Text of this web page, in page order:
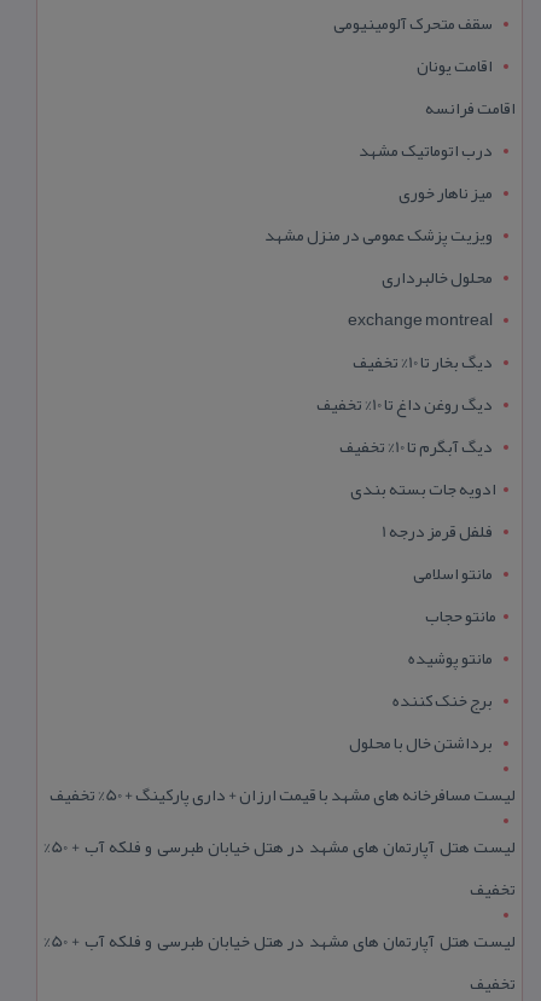
سقف متحرک آلومینیومی
اقامت یونان
اقامت فرانسه
درب اتوماتیک مشهد
میز ناهار خوری
ویزیت پزشک عمومی در منزل مشهد
محلول خالبرداری
exchange montreal
دیگ بخار تا 10% تخفیف
دیگ روغن داغ تا 10% تخفیف
دیگ آبگرم تا 10% تخفیف
ادویه جات بسته بندی
فلفل قرمز درجه 1
مانتو اسلامی
مانتو حجاب
مانتو پوشیده
برج خنک کننده
برداشتن خال با محلول
لیست مسافرخانه های مشهد با قیمت ارزان + داری پارکینگ + 50% تخفیف
لیست هتل آپارتمان های مشهد در هتل خیابان طبرسی و فلکه آب + 50%
تخفیف
لیست هتل آپارتمان های مشهد در هتل خیابان طبرسی و فلکه آب + 50%
تخفیف